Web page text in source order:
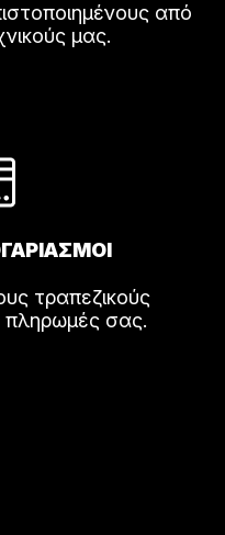
από
μας.
τραπεζικούς
πληρωμές σας.